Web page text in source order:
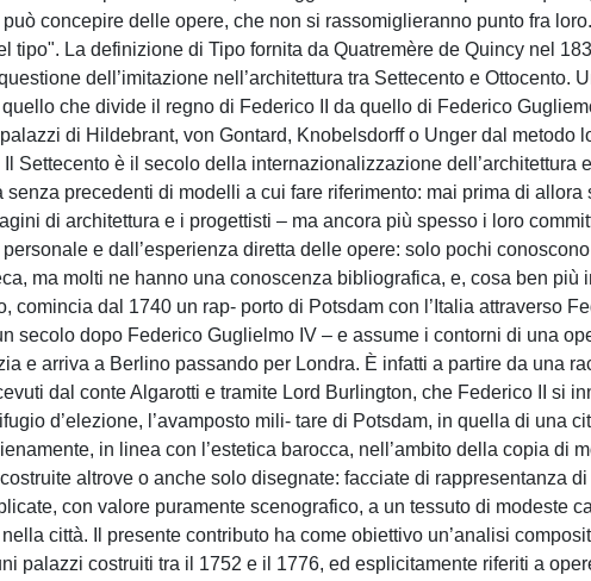
concepire delle opere, che non si rassomiglieranno punto fra
tipo". La definizione di Tipo fornita da Quatremère de Quincy nel
dell’imitazione nell’architettura tra Settecento e Ottocento.
che divide il regno di Federico II da quello di Federico
di Hildebrant, von Gontard, Knobelsdorff o Unger dal metodo
Settecento è il secolo della internazionalizzazione dell’architettura
precedenti di modelli a cui fare riferimento: mai prima di allora
di architettura e i progettisti – ma ancora più spesso i loro
e dall’esperienza diretta delle opere: solo pochi
ma molti ne hanno una conoscenza bibliografica, e, cosa ben più
comincia dal 1740 un rap- porto di Potsdam con l’Italia attraverso
secolo dopo Federico Guglielmo IV – e assume i contorni di una
e arriva a Berlino passando per Londra. È infatti a partire da una
dal conte Algarotti e tramite Lord Burlington, che Federico II si
d’elezione, l’avamposto mili- tare di Potsdam, in quella di una
in linea con l’estetica barocca, nell’ambito della copia di
altrove o anche solo disegnate: facciate di rappresentanza
con valore puramente scenografico, a un tessuto di modeste
città. Il presente contributo ha come obiettivo un’analisi
palazzi costruiti tra il 1752 e il 1776, ed esplicitamente riferiti a